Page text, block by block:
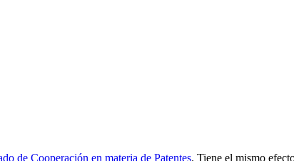
de Cooperación en materia de Patentes. Tiene el mismo